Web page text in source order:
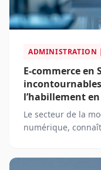
ADMINISTRATION
E-commerce en
l’habillement en
Le secteur de la
numérique,